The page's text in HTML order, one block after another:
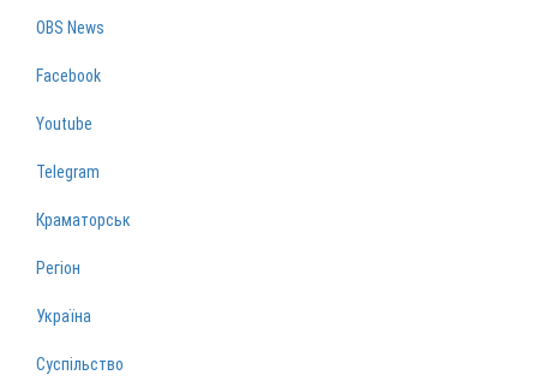
OBS News
Facebook
Youtube
Telegram
Краматорськ
Регіон
Україна
Суспільство